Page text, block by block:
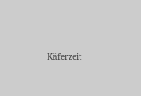
Käferzeit